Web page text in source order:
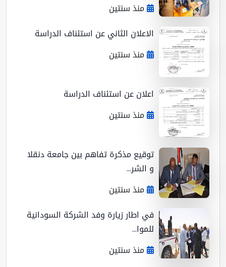
منذ سنتين
الاعلان الثاني عن استئناف الدراسة
منذ سنتين
اعلان عن استئناف الدراسة
منذ سنتين
توقيع مذكرة تفاهم بين جامعة دنقلا
و الشر...
منذ سنتين
في اطار زيارة وفد الشركة السودانية
للموا...
منذ سنتين